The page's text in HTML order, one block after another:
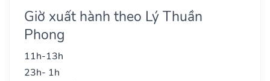
Giờ xuất hành theo Lý Thuần
Phong
11h-13h
23h- 1h